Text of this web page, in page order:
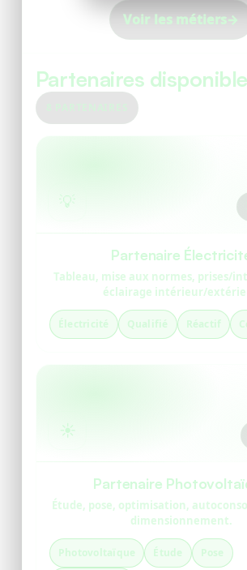
Voir les métiers→
Partenaires
💡
Partenaire
Tableau, mise aux normes, prises/
éclairage intérieur/
Électricité Qualifié Réactif
☀️
Partenaire
Étude, pose, optimisation,
dimensionnement.
Photovoltaïque Étude Pose